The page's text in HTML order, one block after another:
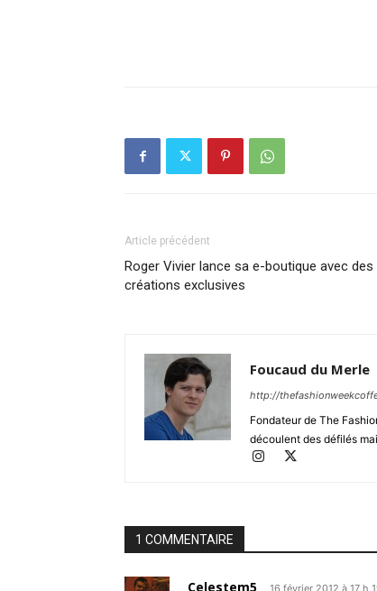
Article précédent
Roger Vivier lance sa e-boutique avec des
créations exclusives
Foucaud du Merle
http://
Fondateur de The
découlent des défilés
1 COMMENTAIRE
Celestem5 16 février 2012 à 17 h